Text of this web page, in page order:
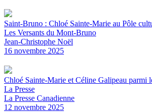
Saint-Bruno : Chloé Sainte-Marie au Pôle
Les Versants du Mont-Bruno
Jean-Christophe Noël
16 novembre 2025
Chloé Sainte-Marie et Céline Galipeau parmi
La Presse
La Presse Canadienne
12 novembre 2025